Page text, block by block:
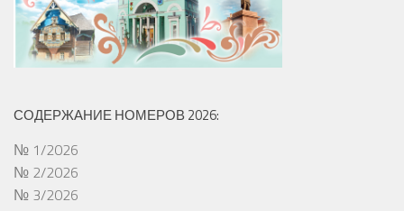
СОДЕРЖАНИЕ НОМЕРОВ 2026:
№ 1/2026
№ 2/2026
№ 3/2026